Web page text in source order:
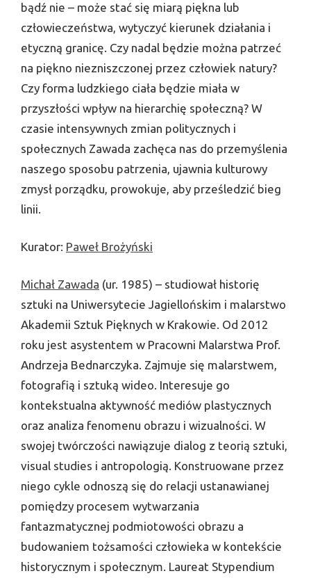
bądź nie – może stać się miarą piękna lub
człowieczeństwa, wytyczyć kierunek działania i
etyczną granicę. Czy nadal będzie można patrzeć
na piękno niezniszczonej przez człowiek natury?
Czy forma ludzkiego ciała będzie miała w
przyszłości wpływ na hierarchię społeczną? W
czasie intensywnych zmian politycznych i
społecznych Zawada zachęca nas do przemyślenia
naszego sposobu patrzenia, ujawnia kulturowy
zmysł porządku, prowokuje, aby prześledzić bieg
linii.
Kurator: Paweł Brożyński
Michał Zawada (ur. 1985) – studiował historię
sztuki na Uniwersytecie Jagiellońskim i malarstwo
Akademii Sztuk Pięknych w Krakowie. Od 2012
roku jest asystentem w Pracowni Malarstwa Prof.
Andrzeja Bednarczyka. Zajmuje się malarstwem,
fotografią i sztuką wideo. Interesuje go
kontekstualna aktywność mediów plastycznych
oraz analiza fenomenu obrazu i wizualności. W
swojej twórczości nawiązuje dialog z teorią sztuki,
visual studies i antropologią. Konstruowane przez
niego cykle odnoszą się do relacji ustanawianej
pomiędzy procesem wytwarzania
fantazmatycznej podmiotowości obrazu a
budowaniem tożsamości człowieka w kontekście
historycznym i społecznym. Laureat Stypendium